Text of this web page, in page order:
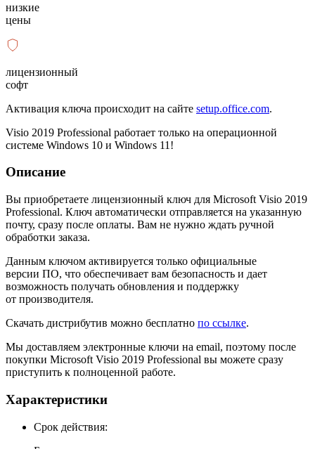
низкие
цены
лицензионный
софт
Активация ключа происходит на сайте setup.office.com.
Visio 2019 Professional работает только на операционной
системе Windows 10 и Windows 11!
Описание
Вы приобретаете лицензионный ключ для Microsoft Visio 2019
Professional. Ключ автоматически отправляется на указанную
почту, сразу после оплаты. Вам не нужно ждать ручной
обработки заказа.
Данным ключом активируется только официальные
версии ПО, что обеспечивает вам безопасность и дает
возможность получать обновления и поддержку
от производителя.
Скачать дистрибутив можно бесплатно по ссылке.
Мы доставляем электронные ключи на email, поэтому после
покупки Microsoft Visio 2019 Professional вы можете сразу
приступить к полноценной работе.
Характеристики
Cрок действия: